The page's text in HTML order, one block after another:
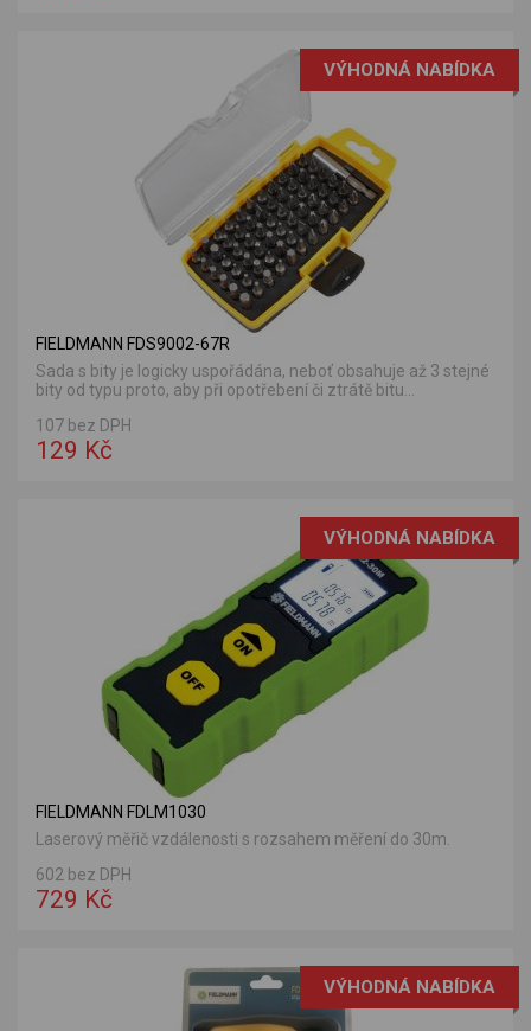
VÝHODNÁ NABÍDKA
FIELDMANN FDS9002-67R
Sada s bity je logicky uspořádána, neboť obsahuje až 3 stejné
bity od typu proto, aby při opotřebení či ztrátě bitu...
107 bez DPH
129 Kč
VÝHODNÁ NABÍDKA
FIELDMANN FDLM1030
Laserový měřič vzdálenosti s rozsahem měření do 30m.
602 bez DPH
729 Kč
VÝHODNÁ NABÍDKA